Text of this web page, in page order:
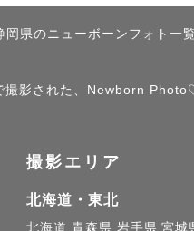
ついて＝＝＝
岡県のニューボーンフォト一覧
影された、Newborn
撮影エリア
北海道・東北
北海道 青森県 岩手県 宮城